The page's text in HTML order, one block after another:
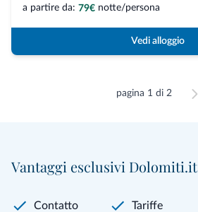
a partire da: 79€ notte/persona
Vedi alloggio
pagina 1 di 2
Vantaggi esclusivi Dolomiti.it
Contatto
Tariffe